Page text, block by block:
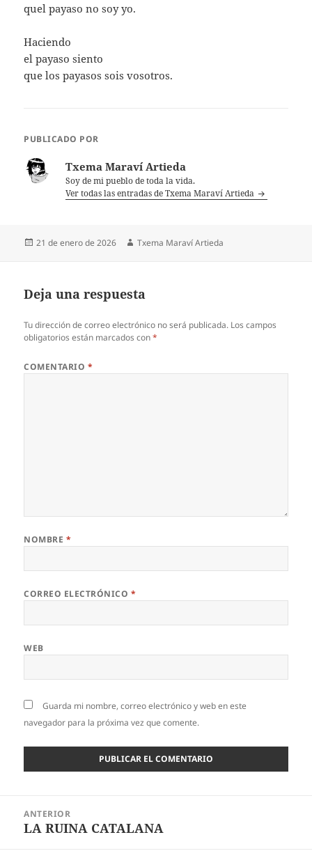
quel payaso no soy yo.
Haciendo
el payaso siento
que los payasos sois vosotros.
PUBLICADO POR
Txema Maraví Artieda
Soy de mi pueblo de toda la vida.
Ver todas las entradas de Txema Maraví Artieda
Publicado
21 de enero de 2026 Autor
Txema Maraví Artieda
Deja una respuesta
Tu dirección de correo electrónico no será publicada. Los campos
obligatorios están marcados con*
COMENTARIO *
NOMBRE *
CORREO ELECTRÓNICO *
WEB
Guarda mi nombre, correo electrónico y web en este
navegador para la próxima vez que comente.
entradas
ANTERIOR
Entrada
LA RUINA CATALANA